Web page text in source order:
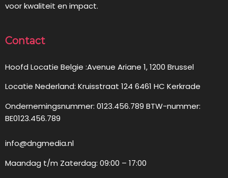
voor kwaliteit en impact.
Contact
Hoofd Locatie Belgie :Avenue Ariane 1, 1200 Brussel
Locatie Nederland: Kruisstraat 124 6461 HC Kerkrade
Ondernemingsnummer: 0123.456.789 BTW-nummer:
BE0123.456.789
info@dngmedia.nl
Maandag t/m Zaterdag: 09:00 – 17:00